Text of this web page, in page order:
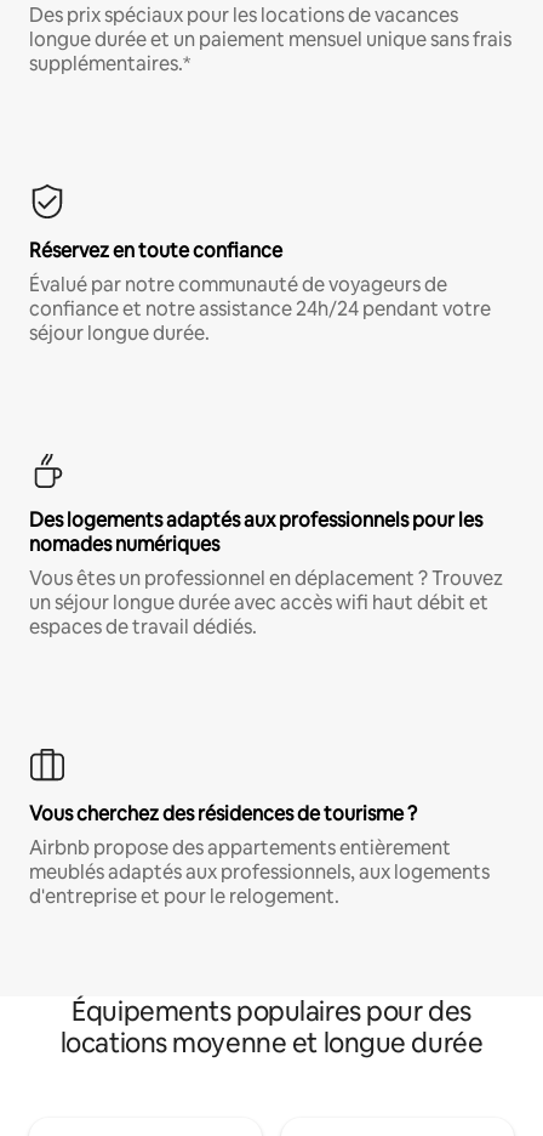
Des prix spéciaux pour les locations de vacances
longue durée et un paiement mensuel unique sans frais
supplémentaires.*
Réservez en toute confiance
Évalué par notre communauté de voyageurs de
confiance et notre assistance 24h/24 pendant votre
séjour longue durée.
Des logements adaptés aux professionnels pour les
nomades numériques
Vous êtes un professionnel en déplacement ? Trouvez
un séjour longue durée avec accès wifi haut débit et
espaces de travail dédiés.
Vous cherchez des résidences de tourisme ?
Airbnb propose des appartements entièrement
meublés adaptés aux professionnels, aux logements
d'entreprise et pour le relogement.
Équipements populaires pour des
locations moyenne et longue durée